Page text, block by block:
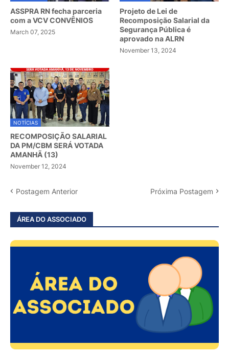
ASSPRA RN fecha parceria
com a VCV CONVÊNIOS
March 07, 2025
Projeto de Lei de
Recomposição Salarial da
Segurança Pública é
aprovado na ALRN
November 13, 2024
NOTÍCIAS
RECOMPOSIÇÃO SALARIAL
DA PM/CBM SERÁ VOTADA
AMANHÃ (13)
November 12, 2024
Postagem Anterior Próxima Postagem
ÁREA DO ASSOCIADO